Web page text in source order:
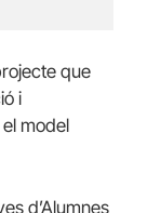
que
i
model
d’Alumnes